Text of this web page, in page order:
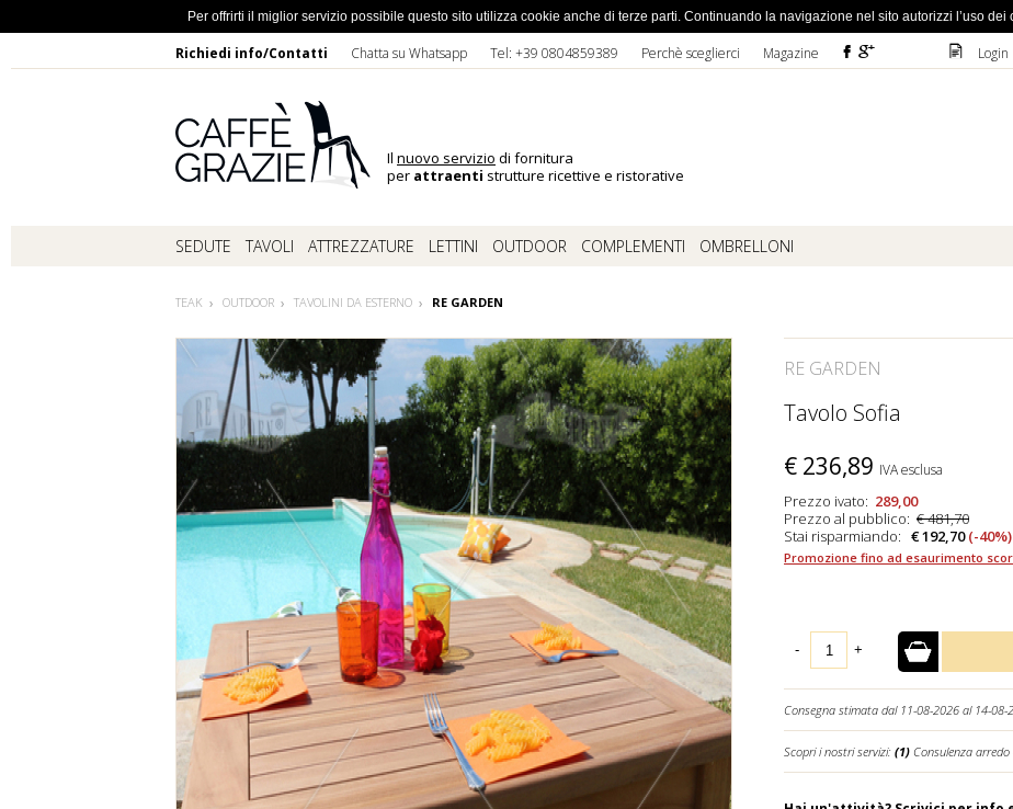
Richiedi info/Contatti Chatta su Whatsapp Tel: +39 0804859389 Perchè sceglierci Magazine F ì D Login
Il nuovo servizio di fornitura
per attraenti strutture ricettive e ristorative
SEDUTE TAVOLI ATTREZZATURE LETTINI OUTDOOR COMPLEMENTI OMBRELLONI
TEAK OUTDOOR TAVOLINI DA ESTERNO RE GARDEN
RE GARDEN
Tavolo Sofia
€ 236,89 IVA esclusa
Prezzo ivato: 289,00
Prezzo al pubblico: € 481,70
Stai risparmiando: € 192,70(-40%)
Promozione fino ad esaurimento
- +
Consegna stimata dal 11-08-2026 al 14-08-
Scopri i nostri servizi: (1) Consulenza arredo
Per offrirti il miglior servizio possibile questo sito utilizza cookie anche di terze parti. Continuando la navigazione nel sito autorizzi l’uso dei